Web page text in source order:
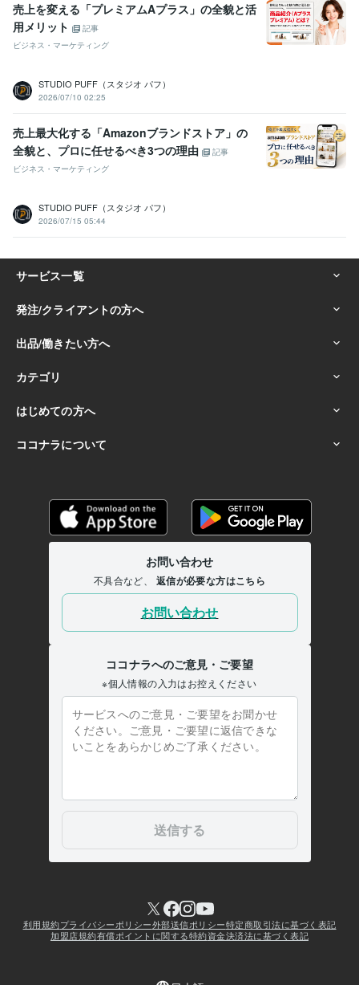
売上を変える「プレミアムAプラス」の全貌と活
用メリット
記事
ビジネス・マーケティング
STUDIO PUFF（スタジオ パフ）
2026/07/10 02:25
売上最大化する「Amazonブランドストア」の
全貌と、プロに任せるべき3つの理由
記事
ビジネス・マーケティング
STUDIO PUFF（スタジオ パフ）
2026/07/15 05:44